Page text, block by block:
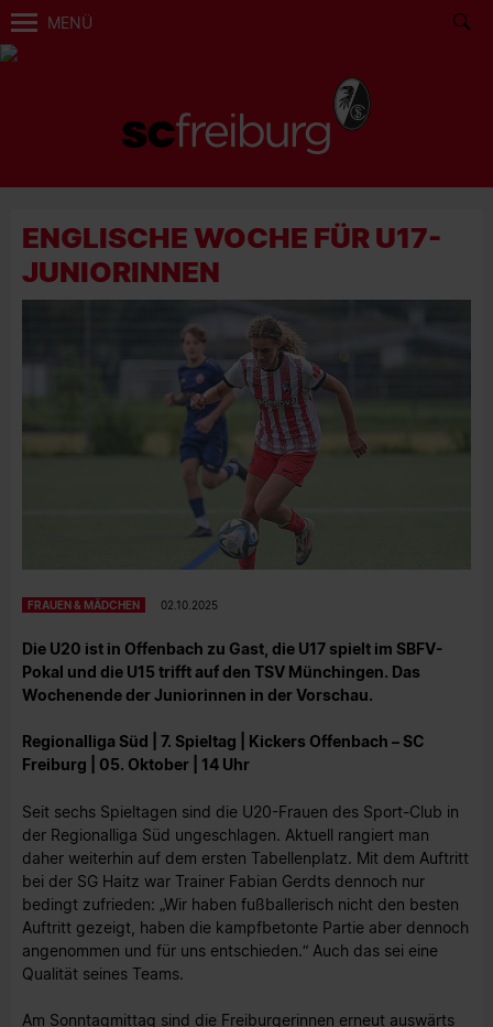
MENÜ
ENGLISCHE WOCHE FÜR U17-
JUNIORINNEN
FRAUEN & MÄDCHEN 02.10.2025
Die U20 ist in Offenbach zu Gast, die U17 spielt im SBFV-
Pokal und die U15 trifft auf den TSV Münchingen. Das
Wochenende der Juniorinnen in der Vorschau.
Regionalliga Süd | 7. Spieltag | Kickers Offenbach – SC
Freiburg | 05. Oktober | 14 Uhr
Seit sechs Spieltagen sind die U20-Frauen des Sport-Club in
der Regionalliga Süd ungeschlagen. Aktuell rangiert man
daher weiterhin auf dem ersten Tabellenplatz. Mit dem Auftritt
bei der SG Haitz war Trainer Fabian Gerdts dennoch nur
bedingt zufrieden: „Wir haben fußballerisch nicht den besten
Auftritt gezeigt, haben die kampfbetonte Partie aber dennoch
angenommen und für uns entschieden.“ Auch das sei eine
Qualität seines Teams.
Am Sonntagmittag sind die Freiburgerinnen erneut auswärts